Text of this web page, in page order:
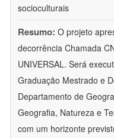
socioculturais
Resumo: O projeto
decorrência Chamada
UNIVERSAL. Será
Graduação Mestrado e
Departamento de
Geografia, Natureza e
com um horizonte